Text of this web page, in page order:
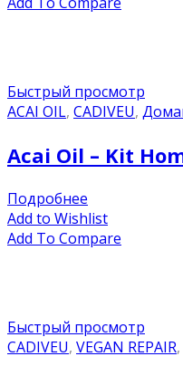
Быстрый просмотр
ACAI OIL, CADIVEU,
Acai Oil – Kit
Подробнее
Add to Wishlist
Add To Compare
Быстрый просмотр
CADIVEU, VEGAN REPAIR,